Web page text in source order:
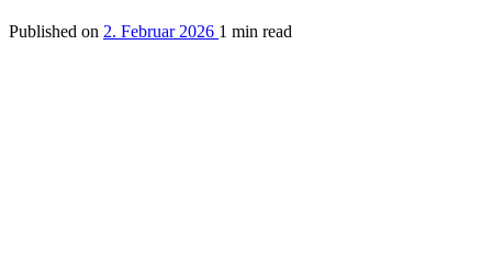
Published on 2. Februar 2026 1 min read